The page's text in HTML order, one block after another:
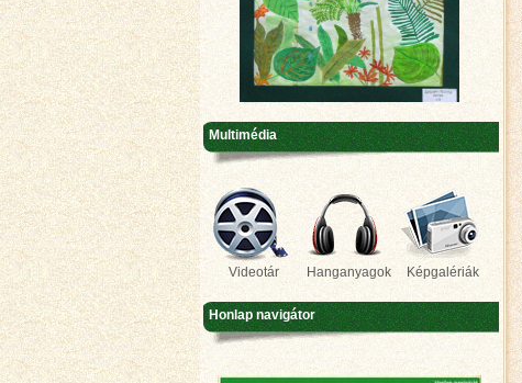
Multimédia
Videotár Hanganyagok Képgalériák
Honlap navigátor